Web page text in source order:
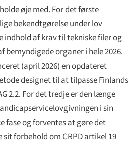
øje med. For det første
bekendtgørelse under lov
indhold af krav til tekniske filer og
bemyndigede organer i hele 2026.
(april 2026) en opdateret
designet til at tilpasse Finlands
2.2. For det tredje er den længe
i sin
fase og forventes at gøre det
forbehold om CRPD artikel 19